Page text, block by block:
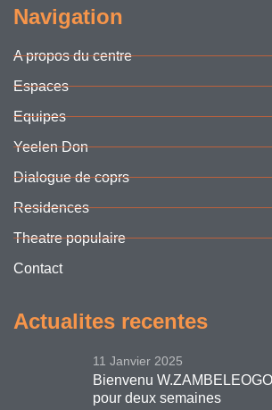
Navigation
A propos du centre
Espaces
Equipes
Yeelen Don
Dialogue de coprs
Residences
Theatre populaire
Contact
Actualites recentes
11 Janvier 2025
Bienvenu
pour deux semaines